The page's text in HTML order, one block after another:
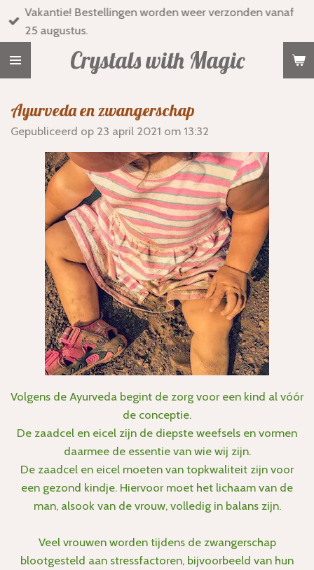
Ga
direct
Crystals with Magic
Vakantie! Bestellingen worden weer verzonden vanaf
25 augustus.
Ayurveda en zwangerschap
Gepubliceerd op 23 april 2021 om 13:32
Volgens de Ayurveda begint de zorg voor een kind al vóór
de conceptie.
De zaadcel en eicel zijn de diepste weefsels en vormen
daarmee de essentie van wie wij zijn.
De zaadcel en eicel moeten van topkwaliteit zijn voor
een gezond kindje. Hiervoor moet het lichaam van de
man, alsook van de vrouw, volledig in balans zijn.
Veel vrouwen worden tijdens de zwangerschap
blootgesteld aan stressfactoren, bijvoorbeeld van hun